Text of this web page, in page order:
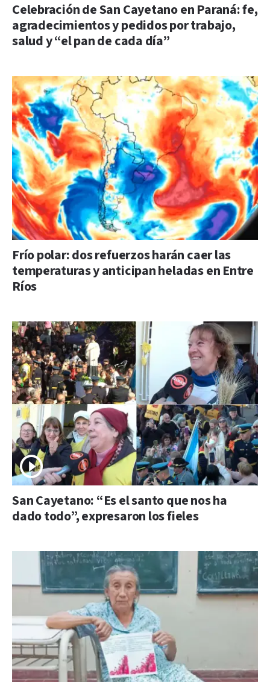
Celebración de San Cayetano en Paraná: fe,
agradecimientos y pedidos por trabajo,
salud y “el pan de cada día”
Frío polar: dos refuerzos harán caer las
temperaturas y anticipan heladas en Entre
Ríos
San Cayetano: “Es el santo que nos ha
dado todo”, expresaron los fieles